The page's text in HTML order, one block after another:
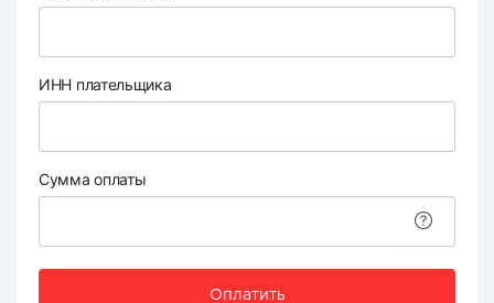
ИНН плательщика
Сумма оплаты
Оплатить